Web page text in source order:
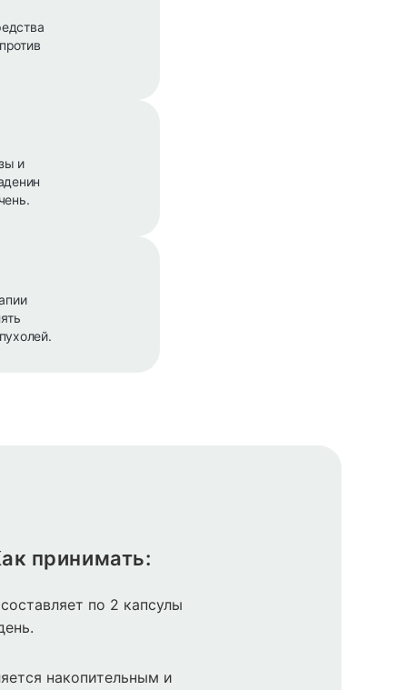
и
принимать:
по 2 капсулы
накопительным и